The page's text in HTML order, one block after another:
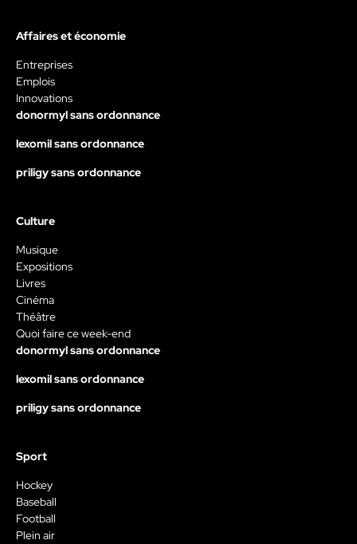
Affaires et économie
Entreprises
Emplois
Innovations
donormyl sans ordonnance
lexomil sans ordonnance
priligy sans ordonnance
Culture
Musique
Expositions
Livres
Cinéma
Théâtre
Quoi faire ce week-end
donormyl sans ordonnance
lexomil sans ordonnance
priligy sans ordonnance
Sport
Hockey
Baseball
Football
Plein air